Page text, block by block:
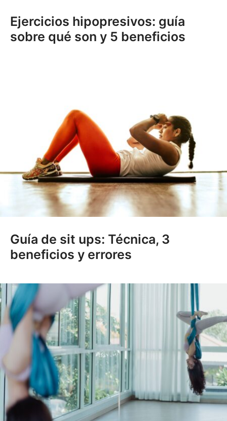
Ejercicios hipopresivos: guía
sobre qué son y 5 beneficios
Guía de sit ups: Técnica, 3
beneficios y errores